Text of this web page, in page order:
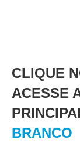
CLIQUE
ACESSE
BRANCO